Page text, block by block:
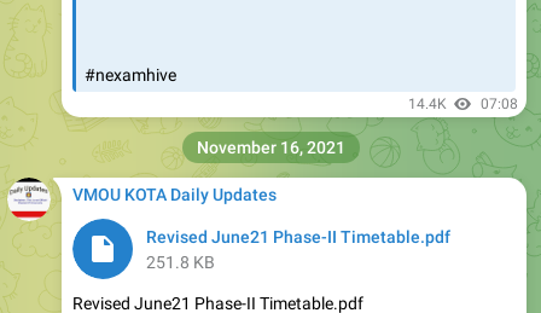
#nexamhive
14.4K 07:08
VMOU KOTA Daily Updates
Revised June21 Phase-II Timetable.pdf
251.8 KB
Revised June21 Phase-II Timetable.pdf
November 16, 2021